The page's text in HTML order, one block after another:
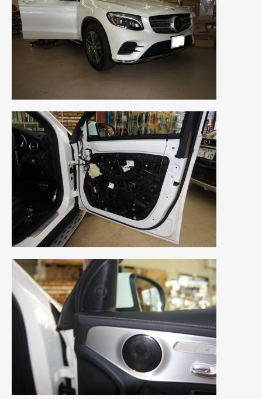
2022年8月(1)
2022年4月(2)
2022年1月(3)
2021年12月(2)
2021年7月 (7)
2021年4月(1)
2021年3月(1)
2021年1月(2)
2020年12月 (2)
2020年11月
2020年10月 (1)
2020年9月 (3)
2020年8月 (4)
2020年7月
2020年6月(2)
2020年5月